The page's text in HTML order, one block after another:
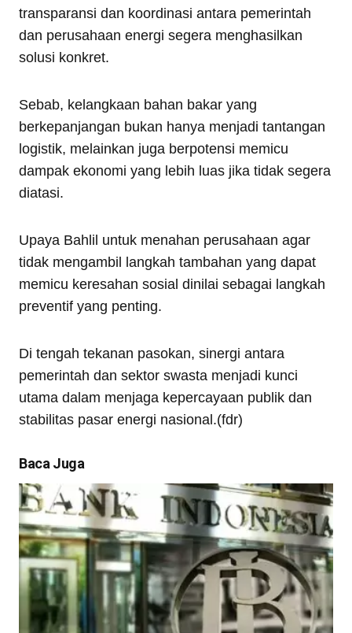
transparansi dan koordinasi antara pemerintah
dan perusahaan energi segera menghasilkan
solusi konkret.
Sebab, kelangkaan bahan bakar yang
berkepanjangan bukan hanya menjadi tantangan
logistik, melainkan juga berpotensi memicu
dampak ekonomi yang lebih luas jika tidak segera
diatasi.
Upaya Bahlil untuk menahan perusahaan agar
tidak mengambil langkah tambahan yang dapat
memicu keresahan sosial dinilai sebagai langkah
preventif yang penting.
Di tengah tekanan pasokan, sinergi antara
pemerintah dan sektor swasta menjadi kunci
utama dalam menjaga kepercayaan publik dan
stabilitas pasar energi nasional.(fdr)
Baca Juga